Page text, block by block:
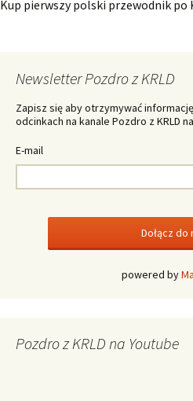
Kup pierwszy polski przewodnik po
Newsletter Pozdro z KRLD
Zapisz się aby otrzymywać
odcinkach na kanale Pozdro z KRLD
E-mail
powered by
Pozdro z KRLD na Youtube